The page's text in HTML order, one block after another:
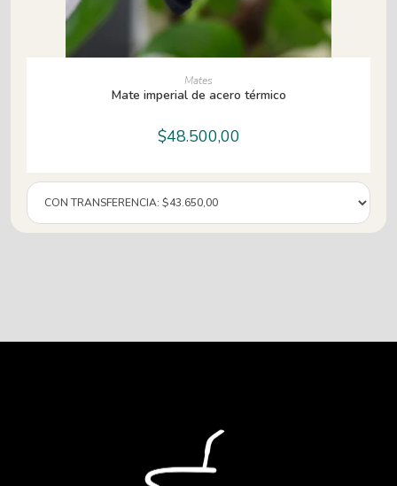
AÑADIR AL CARRITO
Mates
Mate imperial de acero térmico
$48.500,00